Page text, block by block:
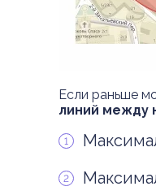
Если раньше
линий между